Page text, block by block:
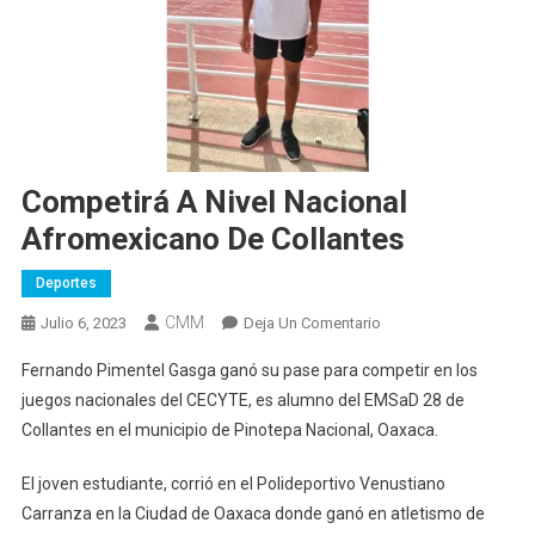
Competirá A Nivel Nacional
Afromexicano De Collantes
Deportes
Julio 6, 2023 CMM Deja Un ComentarioEn
A
Nivel
Nacional
De
Collantes
Fernando Pimentel Gasga ganó su pase para competir en los
juegos nacionales del CECYTE, es alumno del EMSaD 28 de
Collantes en el municipio de Pinotepa Nacional, Oaxaca.
El joven estudiante, corrió en el Polideportivo Venustiano
Carranza en la Ciudad de Oaxaca donde ganó en atletismo de